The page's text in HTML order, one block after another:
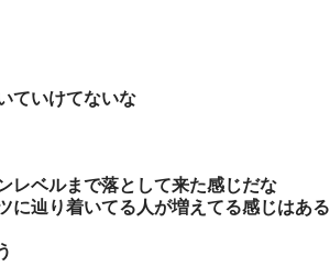
ていけてないな
レベルまで落として来た感じだな
に辿り着いてる人が増えてる感じはある